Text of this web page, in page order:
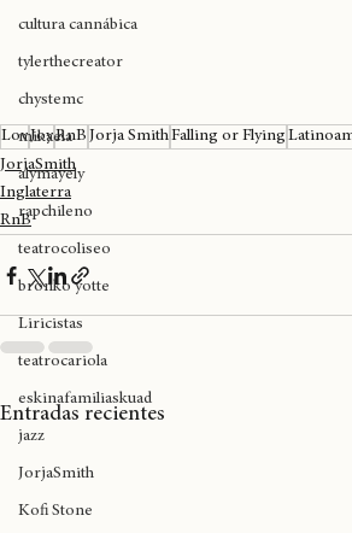
expoweed 2025
cultura cannábica
tylerthecreator
chystemc
mikaela
alymayely
rapchileno
teatrocoliseo
bronko yotte
Liricistas
teatrocariola
eskinafamiliaskuad
jazz
JorjaSmith
LovJoyRnB
JorjaSmith
Inglaterra
RnB
Entradas recientes